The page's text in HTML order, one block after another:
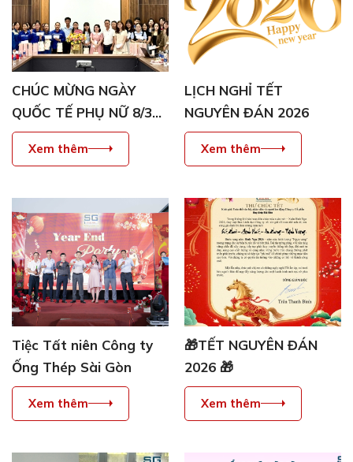
CHÚC MỪNG NGÀY
QUỐC TẾ PHỤ NỮ 8/3
TẠI ỐNG THÉP SÀI GÒN
Xem thêm
LỊCH NGHỈ TẾT
NGUYÊN ĐÁN 2026
Xem thêm
Tiệc Tất niên Công ty
Ống Thép Sài Gòn
Xem thêm
🎁TẾT NGUYÊN ĐÁN
2026 🎁
Xem thêm